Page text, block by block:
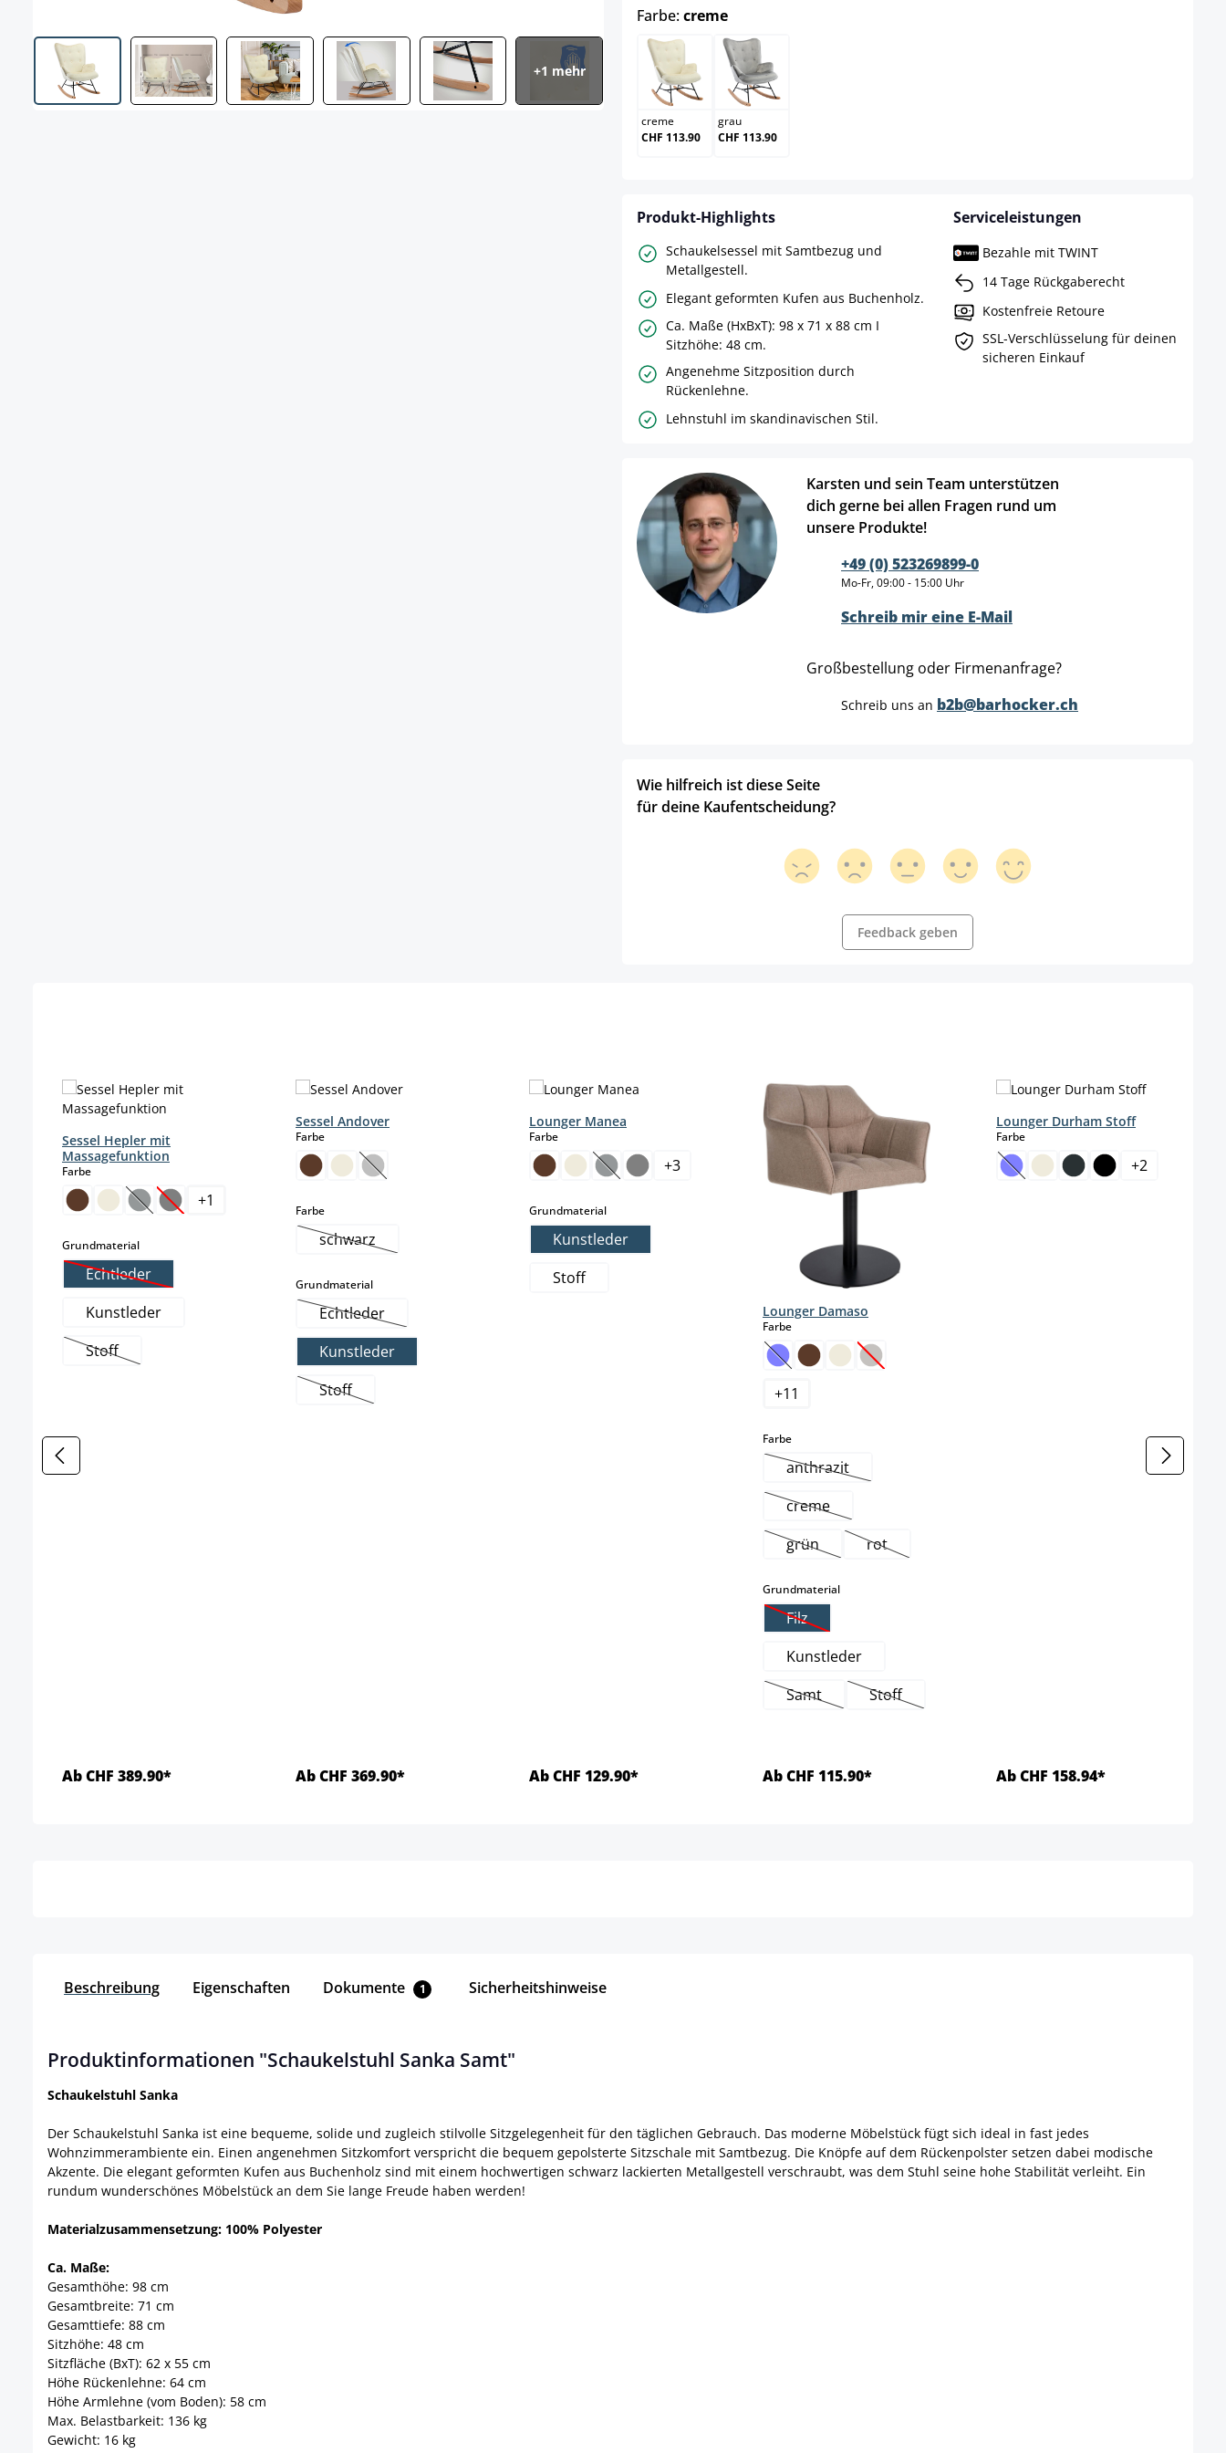
+1 mehr
Farbe:cremeauswählen
creme
creme
CHF 113.90
grau
grau
CHF 113.90
Produkt-Highlights
Schaukelsessel mit Samtbezug und
Metallgestell.
Elegant geformten Kufen aus Buchenholz.
Ca. Maße (HxBxT): 98 x 71 x 88 cm I
Sitzhöhe: 48 cm.
Angenehme Sitzposition durch
Rückenlehne.
Lehnstuhl im skandinavischen Stil.
Serviceleistungen
Bezahle mit TWINT
14 Tage Rückgaberecht
Kostenfreie Retoure
SSL-Verschlüsselung für deinen
sicheren Einkauf
Karsten und sein Team unterstützen
dich gerne bei allen Fragen rund um
unsere Produkte!
+49 (0) 523269899-0
Mo-Fr, 09:00 - 15:00 Uhr
Schreib mir eine E-Mail
Großbestellung oder Firmenanfrage?
Schreib uns an b2b@barhocker.ch
Wie hilfreich ist diese Seite
für deine Kaufentscheidung?
Feedback geben
Sessel Hepler mit
Massagefunktion
Farbeauswählen
(Diese Option ist zurzeit nicht verfügbar.)
(Diese Option ist zurzeit nicht verfügbar.)
+1
Grundmaterialauswählen
Echtleder(Diese Option ist zurzeit nicht verfügbar.)
Kunstleder
Stoff(Diese Option ist zurzeit nicht verfügbar.)
Ab CHF 389.90*
Sessel Andover
Farbeauswählen
(Diese Option ist zurzeit nicht verfügbar.)
Farbeauswählen
schwarz(Diese Option ist zurzeit nicht verfügbar.)
Grundmaterialauswählen
Echtleder(Diese Option ist zurzeit nicht verfügbar.)
Kunstleder
Stoff(Diese Option ist zurzeit nicht verfügbar.)
Ab CHF 369.90*
Lounger Manea
Farbeauswählen
(Diese Option ist zurzeit nicht verfügbar.)
+3
Grundmaterialauswählen
Kunstleder
Stoff
Ab CHF 129.90*
Lounger Damaso
Farbeauswählen
(Diese Option ist zurzeit nicht verfügbar.)
(Diese Option ist zurzeit nicht verfügbar.)
+11
Farbeauswählen
anthrazit(Diese Option ist zurzeit nicht verfügbar.)
creme(Diese Option ist zurzeit nicht verfügbar.)
grün(Diese Option ist zurzeit nicht verfügbar.)
rot(Diese Option ist zurzeit nicht verfügbar.)
Grundmaterialauswählen
Filz(Diese Option ist zurzeit nicht verfügbar.)
Kunstleder
Samt(Diese Option ist zurzeit nicht verfügbar.)
Stoff(Diese Option ist zurzeit nicht verfügbar.)
Ab CHF 115.90*
Lounger Durham Stoff
Farbeauswählen
(Diese Option ist zurzeit nicht
+2
Ab CHF 158.94*
Beschreibung Eigenschaften Dokumente 1 Sicherheitshinweise
Produktinformationen "Schaukelstuhl Sanka Samt"
Schaukelstuhl Sanka
Der Schaukelstuhl Sanka ist eine bequeme, solide und zugleich stilvolle Sitzgelegenheit für den täglichen Gebrauch. Das moderne Möbelstück fügt sich ideal in fast jedes
Wohnzimmerambiente ein. Einen angenehmen Sitzkomfort verspricht die bequem gepolsterte Sitzschale mit Samtbezug. Die Knöpfe auf dem Rückenpolster setzen dabei modische
Akzente. Die elegant geformten Kufen aus Buchenholz sind mit einem hochwertigen schwarz lackierten Metallgestell verschraubt, was dem Stuhl seine hohe Stabilität verleiht. Ein
rundum wunderschönes Möbelstück an dem Sie lange Freude haben werden!
Materialzusammensetzung: 100% Polyester
Ca. Maße:
Gesamthöhe: 98 cm
Gesamtbreite: 71 cm
Gesamttiefe: 88 cm
Sitzhöhe: 48 cm
Sitzfläche (BxT): 62 x 55 cm
Höhe Rückenlehne: 64 cm
Höhe Armlehne (vom Boden): 58 cm
Max. Belastbarkeit: 136 kg
Gewicht: 16 kg